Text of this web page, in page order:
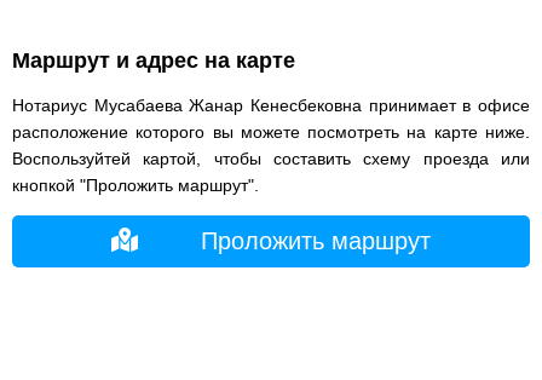
Маршрут и адрес на карте
Нотариус Мусабаева Жанар Кенесбековна принимает в офисе
расположение которого вы можете посмотреть на карте ниже.
Воспользуйтей картой, чтобы составить схему проезда или
кнопкой "Проложить маршрут".
Проложить маршрут